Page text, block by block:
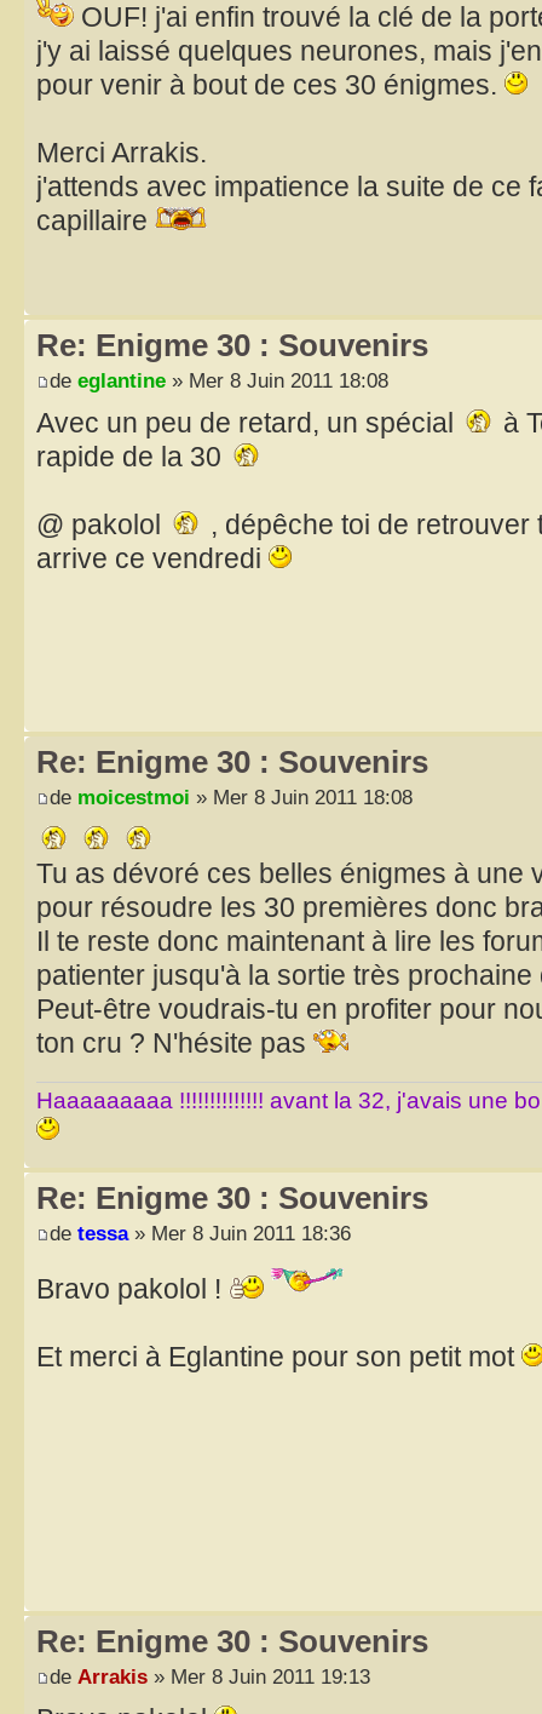
OUF! j'ai enfin trouvé la clé de la
j'y ai laissé quelques neurones, mais
pour venir à bout de ces 30 énigmes.
Merci Arrakis.
j'attends avec impatience la suite de ce
capillaire
Re: Enigme 30 : Souvenirs
de eglantine » Mer 8 Juin 2011 18:08
Avec un peu de retard, un spécial
à
rapide de la 30
@ pakolol
, dépêche toi de
arrive ce vendredi
Re: Enigme 30 : Souvenirs
de moicestmoi » Mer 8 Juin 2011 18:08
Tu as dévoré ces belles énigmes à une
pour résoudre les 30 premières donc
Il te reste donc maintenant à lire les
patienter jusqu'à la sortie très prochaine
Peut-être voudrais-tu en profiter pour
ton cru ? N'hésite pas
Haaaaaaaaa !!!!!!!!!!!!!! avant la 32, j'avais une
Re: Enigme 30 : Souvenirs
de tessa» Mer 8 Juin 2011 18:36
Bravo pakolol !
Et merci à Eglantine pour son petit mot
Re: Enigme 30 : Souvenirs
de Arrakis » Mer 8 Juin 2011 19:13